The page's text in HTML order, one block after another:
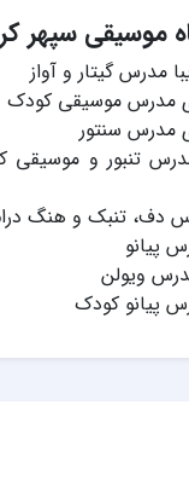
موسیقی سپهر
مدرس گیتار و آواز
مدرس موسیقی کودک
مدرس سنتور
تنبور و موسیقی
دف، تنبک و هنگ
پیانو
ویولن
پیانو کودک